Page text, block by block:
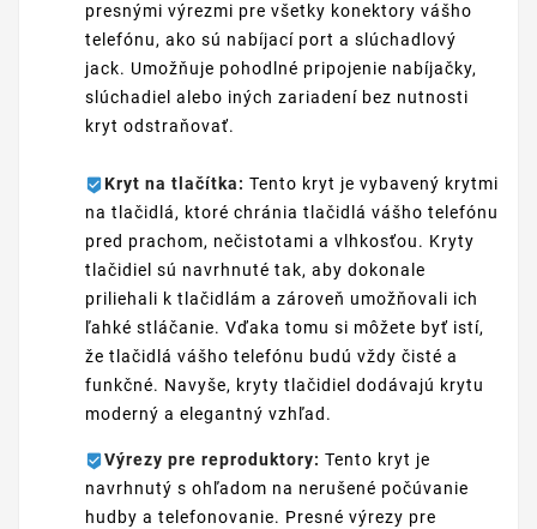
presnými výrezmi pre všetky konektory vášho
telefónu, ako sú nabíjací port a slúchadlový
jack. Umožňuje pohodlné pripojenie nabíjačky,
slúchadiel alebo iných zariadení bez nutnosti
kryt odstraňovať.
Kryt na tlačítka: Tento kryt je vybavený krytmi
na tlačidlá, ktoré chránia tlačidlá vášho telefónu
pred prachom, nečistotami a vlhkosťou. Kryty
tlačidiel sú navrhnuté tak, aby dokonale
priliehali k tlačidlám a zároveň umožňovali ich
ľahké stláčanie. Vďaka tomu si môžete byť istí,
že tlačidlá vášho telefónu budú vždy čisté a
funkčné. Navyše, kryty tlačidiel dodávajú krytu
moderný a elegantný vzhľad.
Výrezy pre reproduktory: Tento kryt je
navrhnutý s ohľadom na nerušené počúvanie
hudby a telefonovanie. Presné výrezy pre